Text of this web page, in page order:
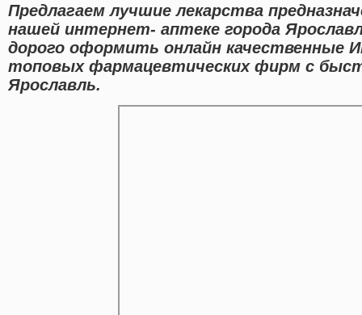
Предлагаем лучшие лекарства
нашей интернет- аптеке города
дорого оформить онлайн качественные
топовых фармацевтических фирм с
Ярославль.